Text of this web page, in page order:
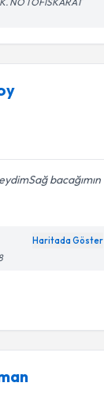
bacağımın
Haritada Göster